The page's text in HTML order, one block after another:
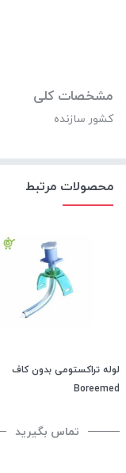
مشخصات کلی
کشور سازنده
محصولات مرتبط
لوله تراکستومی بدون کاف
Boreemed
تماس بگیرید